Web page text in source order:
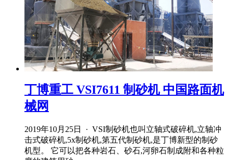
丁博重工 VSI7611 制砂机 中国路面机
械网
2019年10月25日 · VSI制砂机也叫立轴式破碎机,立轴冲
击式破碎机,5x制砂机,第五代制砂机,是丁博新型的制砂
机型。 它可以把各种岩石、砂石,河卵石制成附和各种粒